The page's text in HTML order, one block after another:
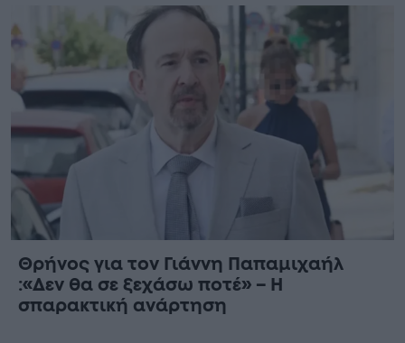
Θρήνος για τον Γιάννη Παπαμιχαήλ
:«Δεν θα σε ξεχάσω ποτέ» – Η
σπαρακτική ανάρτηση